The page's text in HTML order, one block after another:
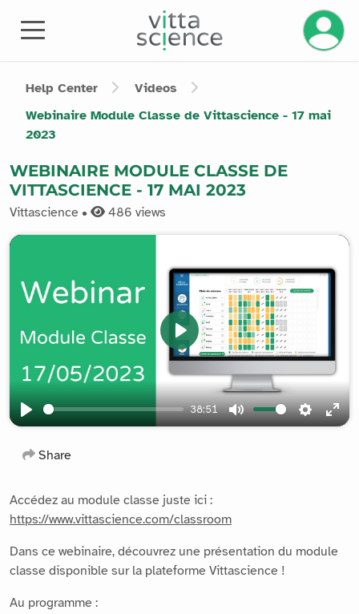
Help Center
Videos
Webinaire Module Classe de Vittascience - 17 mai
2023
WEBINAIRE MODULE CLASSE DE
VITTASCIENCE - 17 MAI 2023
Vittascience • 486 views
Play
38:51
Mute Settings
Play
Share
Accédez au module classe juste ici :
https://www.vittascience.com/classroom
Dans ce webinaire, découvrez une présentation du module
classe disponible sur la plateforme Vittascience !
Au programme :